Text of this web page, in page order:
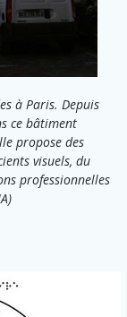
à Paris. Depuis
ce bâtiment
propose des
visuels, du
professionnelles